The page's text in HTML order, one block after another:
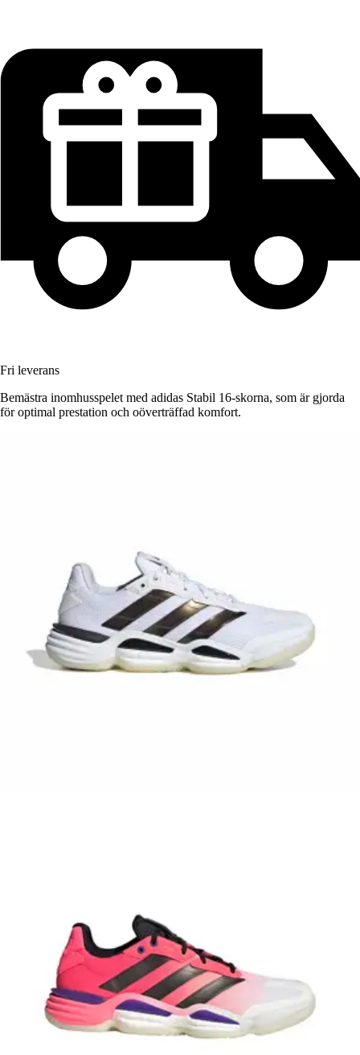
Fri leverans
Bemästra inomhusspelet med adidas Stabil 16-skorna, som är gjorda
för optimal prestation och oöverträffad komfort.